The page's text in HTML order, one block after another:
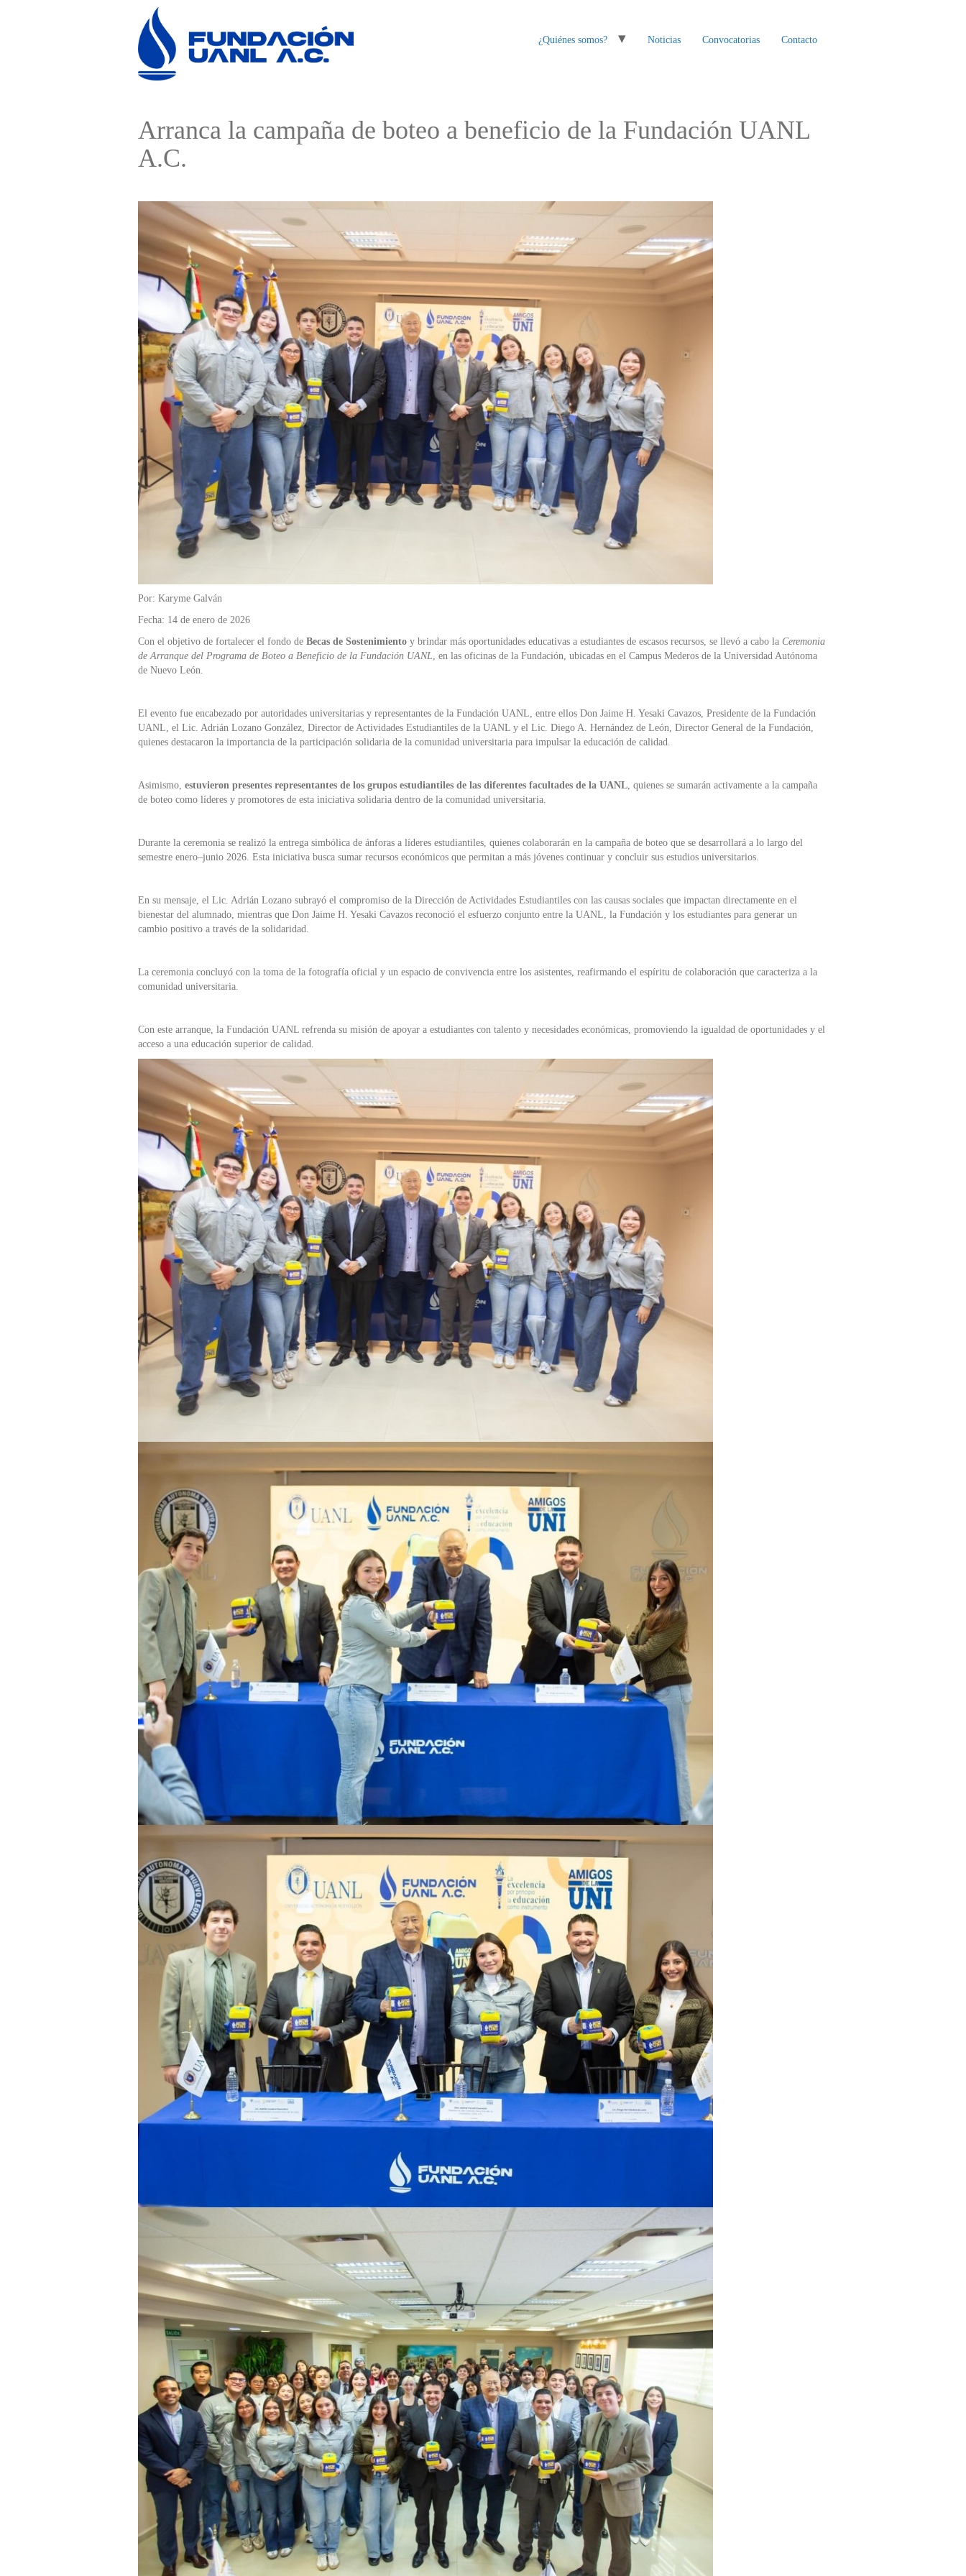
¿Quiénes somos? Noticias Convocatorias Contacto
Arranca la campaña de boteo a beneficio de la Fundación UANL
A.C.
Por: Karyme Galván
Fecha: 14 de enero de 2026
Con el objetivo de fortalecer el fondo de Becas de Sostenimiento y brindar más oportunidades educativas a estudiantes de escasos recursos, se llevó a cabo la Ceremonia
de Arranque del Programa de Boteo a Beneficio de la Fundación UANL , en las oficinas de la Fundación, ubicadas en el Campus Mederos de la Universidad Autónoma
de Nuevo León.
El evento fue encabezado por autoridades universitarias y representantes de la Fundación UANL, entre ellos Don Jaime H. Yesaki Cavazos, Presidente de la Fundación
UANL, el Lic. Adrián Lozano González, Director de Actividades Estudiantiles de la UANL y el Lic. Diego A. Hernández de León, Director General de la Fundación,
quienes destacaron la importancia de la participación solidaria de la comunidad universitaria para impulsar la educación de calidad.
Asimismo, estuvieron presentes representantes de los grupos estudiantiles de las diferentes facultades de la UANL , quienes se sumarán activamente a la campaña
de boteo como líderes y promotores de esta iniciativa solidaria dentro de la comunidad universitaria.
Durante la ceremonia se realizó la entrega simbólica de ánforas a líderes estudiantiles, quienes colaborarán en la campaña de boteo que se desarrollará a lo largo del
semestre enero–junio 2026. Esta iniciativa busca sumar recursos económicos que permitan a más jóvenes continuar y concluir sus estudios universitarios.
En su mensaje, el Lic. Adrián Lozano subrayó el compromiso de la Dirección de Actividades Estudiantiles con las causas sociales que impactan directamente en el
bienestar del alumnado, mientras que Don Jaime H. Yesaki Cavazos reconoció el esfuerzo conjunto entre la UANL, la Fundación y los estudiantes para generar un
cambio positivo a través de la solidaridad.
La ceremonia concluyó con la toma de la fotografía oficial y un espacio de convivencia entre los asistentes, reafirmando el espíritu de colaboración que caracteriza a la
comunidad universitaria.
Con este arranque, la Fundación UANL refrenda su misión de apoyar a estudiantes con talento y necesidades económicas, promoviendo la igualdad de oportunidades y el
acceso a una educación superior de calidad.